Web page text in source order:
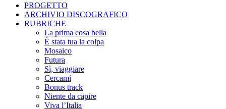
PROGETTO
ARCHIVIO DISCOGRAFICO
RUBRICHE
La prima cosa bella
È stata tua la colpa
Mosaico
Futura
Sì, viaggiare
Cercami
Bonus track
Niente da capire
Viva l’Italia